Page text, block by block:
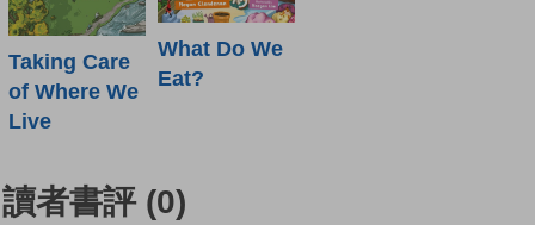
Taking Care
of Where We
Live
What Do We
Eat?
讀者書評 (0)